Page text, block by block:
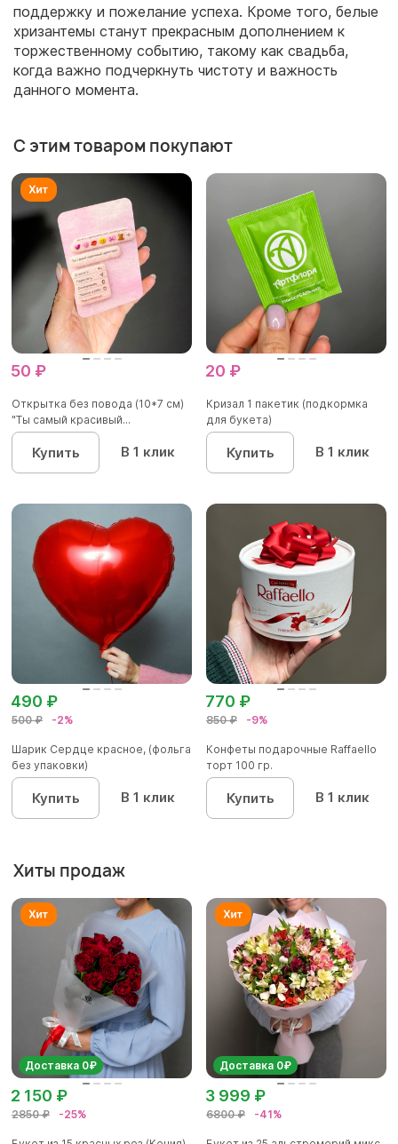
поддержку и пожелание успеха. Кроме того, белые
хризантемы станут прекрасным дополнением к
торжественному событию, такому как свадьба,
когда важно подчеркнуть чистоту и важность
данного момента.
С этим товаром покупают
50 ₽
Открытка без повода (10*7 см)
"Ты самый красивый...
Купить В 1 клик
20 ₽
Кризал 1 пакетик (подкормка
для букета)
Купить В 1 клик
500 ₽ -2%
490 ₽
Шарик Сердце красное, (фольга
без упаковки)
Купить В 1 клик
850 ₽ -9%
770 ₽
Конфеты подарочные Raffaello
торт 100 гр.
Купить В 1 клик
Хиты продаж
Доставка 0₽
2850 ₽ -25%
2 150 ₽
Доставка 0₽
6800 ₽ -41%
3 999 ₽